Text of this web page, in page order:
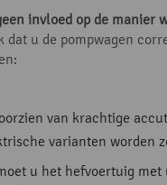
invloed op de manier
dat u de pompwagen
van krachtige
varianten worden
u het hefvoertuig